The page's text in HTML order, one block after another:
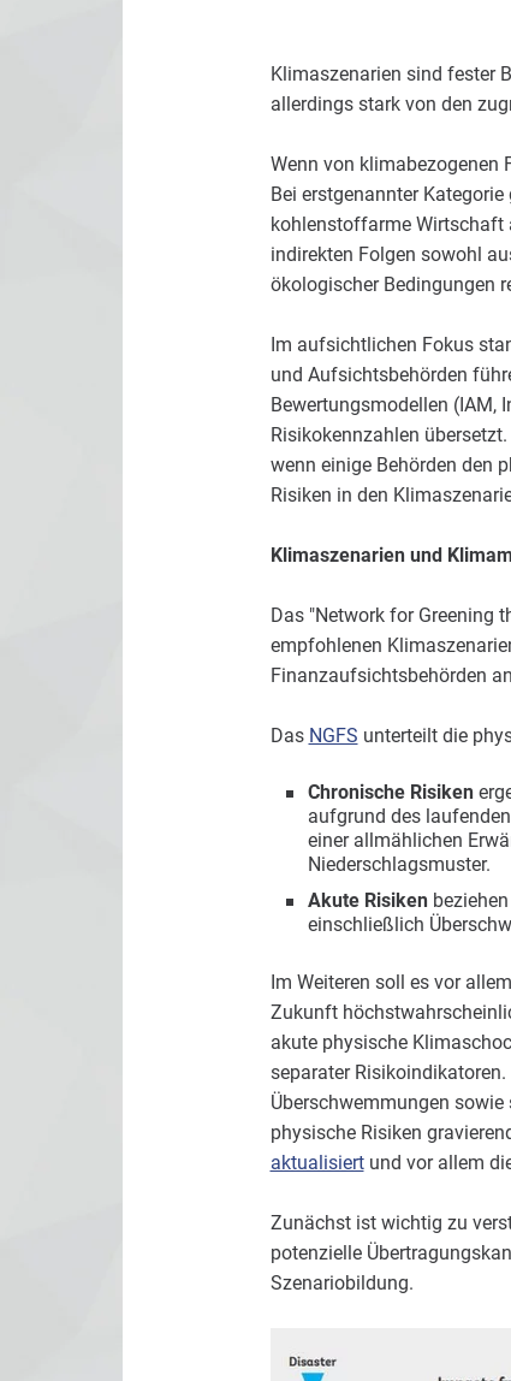
Klimaszenarien sind fester
allerdings stark von den
Wenn von klimabezogenen
Bei erstgenannter
kohlenstoffarme Wirtschaft
indirekten Folgen sowohl
ökologischer Bedingungen
Im aufsichtlichen Fokus
und Aufsichtsbehörden
Bewertungsmodellen (IAM,
Risikokennzahlen
wenn einige Behörden den
Risiken in den
Klimaszenarien und
Das "Network for Greening
empfohlenen
Finanzaufsichtsbehörden
Das NGFS unterteilt die
Chronische Risiken
aufgrund des
einer allmählichen
Niederschlagsmuster.
Akute Risikenbeziehen
einschließlich
Im Weiteren soll es vor
Zukunft
akute physische
separater
Überschwemmungen
physische Risiken
aktualisiertund vor allem
Zunächst ist wichtig zu
potenzielle
Szenariobildung.